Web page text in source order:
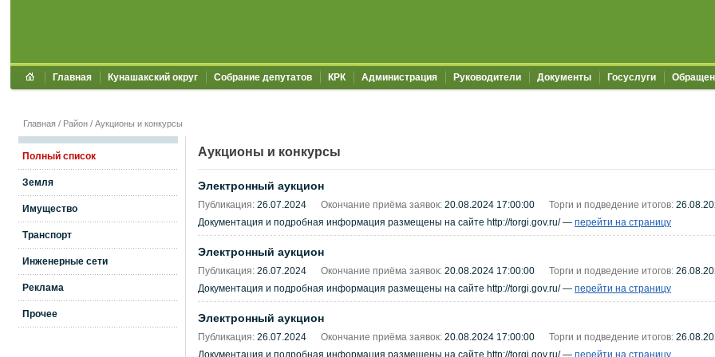
Главная Кунашакский округ Собрание депутатов КРК Администрация Руководители Документы Госуслуги
Главная / Район / Аукционы и конкурсы
Полный список
Земля
Имущество
Транспорт
Инженерные сети
Реклама
Прочее
Аукционы и конкурсы
Электронный аукцион
Публикация: 26.07.2024 Окончание приёма заявок: 20.08.2024 17:00:00 Торги и подведение итогов:
Документация и подробная информация размещены на сайте http://torgi.gov.ru/ — перейти на страницу
Электронный аукцион
Публикация: 26.07.2024 Окончание приёма заявок: 20.08.2024 17:00:00 Торги и подведение итогов:
Документация и подробная информация размещены на сайте http://torgi.gov.ru/ — перейти на страницу
Электронный аукцион
Публикация: 26.07.2024 Окончание приёма заявок: 20.08.2024 17:00:00 Торги и подведение итогов:
Документация и подробная информация размещены на сайте http://torgi.gov.ru/ — перейти на страницу